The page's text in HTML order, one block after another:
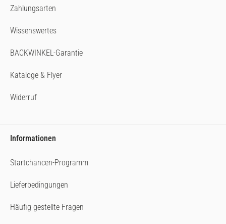
Zahlungsarten
Wissenswertes
BACKWINKEL-Garantie
Kataloge & Flyer
Widerruf
Informationen
Startchancen-Programm
Lieferbedingungen
Häufig gestellte Fragen